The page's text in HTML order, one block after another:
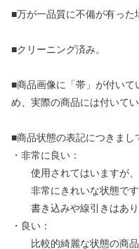
■万が一品質に不備が有った
■クリーニング済み。
■商品画像に「帯」が付いて
め、実際の商品には付いて
■商品状態の表記につきまし
・非常に良い：
使用されてはいますが、
非常にきれいな状態です
書き込みや線引きはあり
・良い：
比較的綺麗な状態の商品